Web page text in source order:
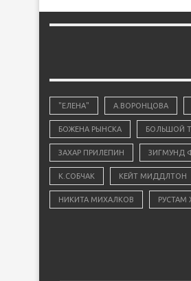
"ЕЛЕНА" А.ВОРОНЦОВА
БОЖЕНА РЫНСКА БОЛЬШОЙ
ЗАХАР ПРИЛЕПИН ЗИГМУНД
К.СОБЧАК КЕЙТ МИДДЛТОН
НИКИТА МИХАЛКОВ